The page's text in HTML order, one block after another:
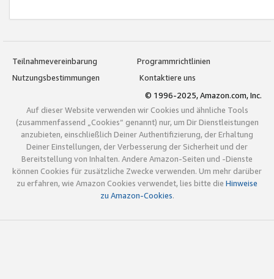
Teilnahmevereinbarung
Programmrichtlinien
Nutzungsbestimmungen
Kontaktiere uns
© 1996-2025, Amazon.com, Inc.
Auf dieser Website verwenden wir Cookies und ähnliche Tools
(zusammenfassend „Cookies“ genannt) nur, um Dir Dienstleistungen
anzubieten, einschließlich Deiner Authentifizierung, der Erhaltung
Deiner Einstellungen, der Verbesserung der Sicherheit und der
Bereitstellung von Inhalten. Andere Amazon-Seiten und -Dienste
können Cookies für zusätzliche Zwecke verwenden. Um mehr darüber
zu erfahren, wie Amazon Cookies verwendet, lies bitte die Hinweise
zu Amazon-Cookies.